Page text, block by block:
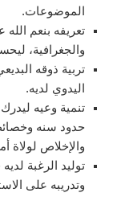
الموضوعات.
تعريفه بنعم
والجغرافية،
تربية ذوقه
اليدوي لديه.
تنمية وعيه
حدود سنه
والإخلاص لولاة
توليد الرغبة
وتدريبه على